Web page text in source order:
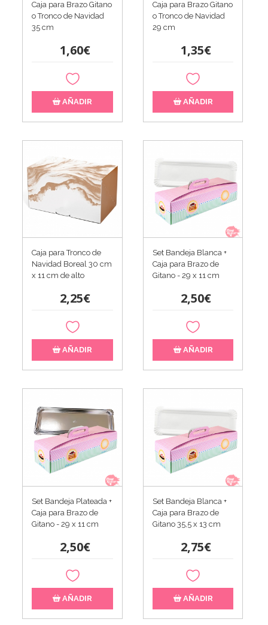
Caja para Brazo Gitano
o Tronco de Navidad
35 cm
1,60€
AÑADIR
Caja para Brazo Gitano
o Tronco de Navidad
29 cm
1,35€
AÑADIR
Caja para Tronco de
Navidad Boreal 30 cm
x 11 cm de alto
2,25€
AÑADIR
Set Bandeja Blanca +
Caja para Brazo de
Gitano - 29 x 11 cm
2,50€
AÑADIR
Set Bandeja Plateada +
Caja para Brazo de
Gitano - 29 x 11 cm
2,50€
AÑADIR
Set Bandeja Blanca +
Caja para Brazo de
Gitano 35,5 x 13 cm
2,75€
AÑADIR